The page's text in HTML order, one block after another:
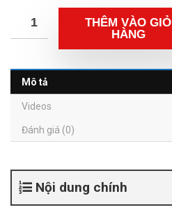
THÊM VÀO GIỎ
HÀNG
Mô tả
Videos
Đánh giá (0)
Nội dung chính